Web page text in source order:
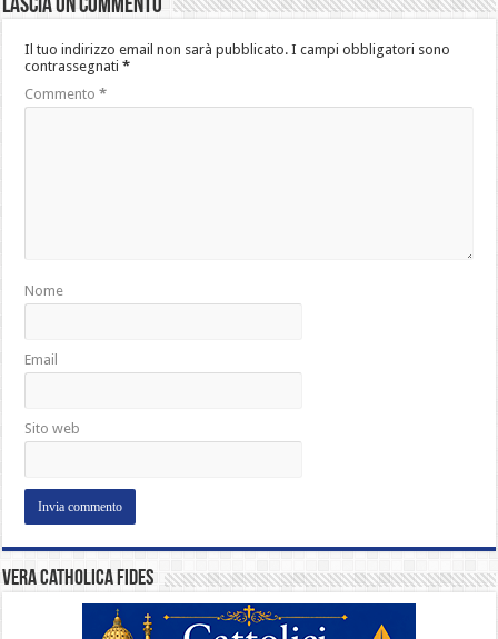
Lascia un commento
Il tuo indirizzo email non sarà pubblicato. I campi obbligatori sono
contrassegnati*
Commento*
Nome
Email
Sito web
Vera catholica fides